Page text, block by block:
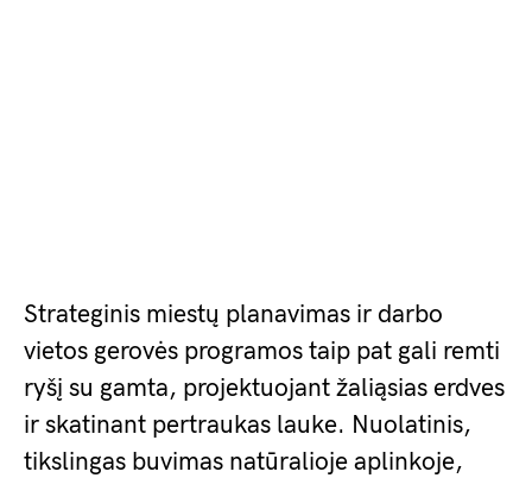
Strateginis miestų planavimas ir darbo
vietos gerovės programos taip pat gali remti
ryšį su gamta, projektuojant žaliąsias erdves
ir skatinant pertraukas lauke. Nuolatinis,
tikslingas buvimas natūralioje aplinkoje,